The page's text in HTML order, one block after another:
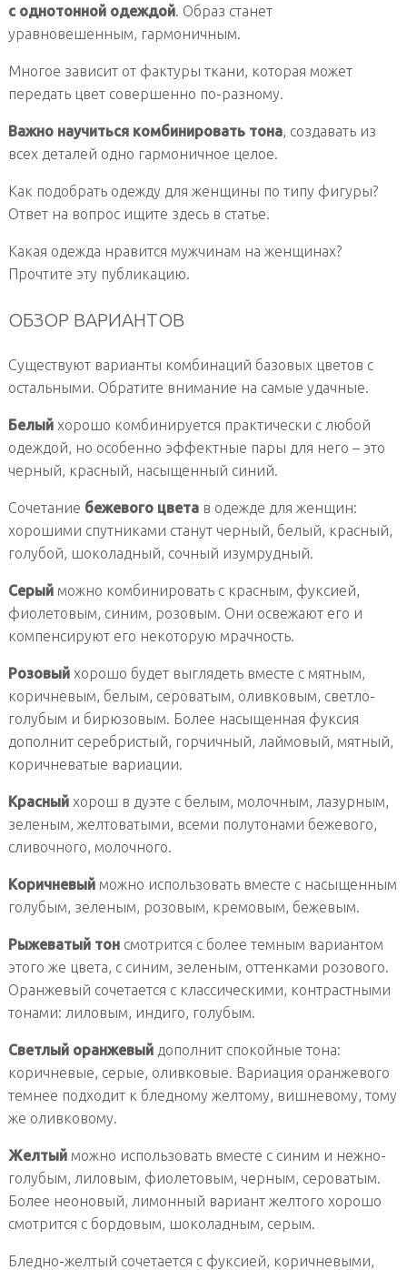
с однотонной одеждой. Образ станет
уравновешенным, гармоничным.
Многое зависит от фактуры ткани, которая может
передать цвет совершенно по-разному.
Важно научиться комбинировать тона, создавать из
всех деталей одно гармоничное целое.
Как подобрать одежду для женщины по типу фигуры?
Ответ на вопрос ищите здесь в статье.
Какая одежда нравится мужчинам на женщинах?
Прочтите эту публикацию.
ОБЗОР ВАРИАНТОВ
Существуют варианты комбинаций базовых цветов с
остальными. Обратите внимание на самые удачные.
Белыйхорошо комбинируется практически с любой
одеждой, но особенно эффектные пары для него – это
черный, красный, насыщенный синий.
Сочетание бежевого цветав одежде для женщин:
хорошими спутниками станут черный, белый, красный,
голубой, шоколадный, сочный изумрудный.
Серыйможно комбинировать с красным, фуксией,
фиолетовым, синим, розовым. Они освежают его и
компенсируют его некоторую мрачность.
Розовыйхорошо будет выглядеть вместе с мятным,
коричневым, белым, сероватым, оливковым, светло-
голубым и бирюзовым. Более насыщенная фуксия
дополнит серебристый, горчичный, лаймовый, мятный,
коричневатые вариации.
Красныйхорош в дуэте с белым, молочным, лазурным,
зеленым, желтоватыми, всеми полутонами бежевого,
сливочного, молочного.
Коричневыйможно использовать вместе с насыщенным
голубым, зеленым, розовым, кремовым, бежевым.
Рыжеватый тонсмотрится с более темным вариантом
этого же цвета, с синим, зеленым, оттенками розового.
Оранжевый сочетается с классическими, контрастными
тонами: лиловым, индиго, голубым.
Светлый оранжевыйдополнит спокойные тона:
коричневые, серые, оливковые. Вариация оранжевого
темнее подходит к бледному желтому, вишневому, тому
же оливковому.
Желтыйможно использовать вместе с синим и нежно-
голубым, лиловым, фиолетовым, черным, сероватым.
Более неоновый, лимонный вариант желтого хорошо
смотрится с бордовым, шоколадным, серым.
Бледно-желтый сочетается с фуксией, коричневыми,